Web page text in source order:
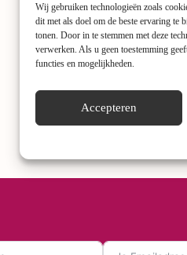
Wij gebruiken technologieën zoals
dit met als doel om de beste ervaring te
tonen. Door in te stemmen met deze
verwerken. Als u geen toestemming
functies en mogelijkheden.
Accepteren
Cinewall met haard,
producten,